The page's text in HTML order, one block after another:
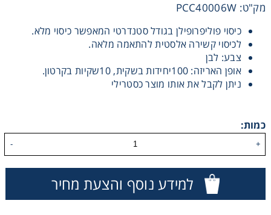
מק"ט: PCC40006W
כיסוי פוליפרופילן בגודל סטנדרטי המאפשר כיסוי מלא.
לכיסוי קשירה אלסטית להתאמה מלאה.
צבע: לבן
אופן האריזה: 100יחידות בשקית, 10שקיות בקרטון.
ניתן לקבל את אותו מוצר כסטרילי
כמות:
+
-
למידע נוסף והצעת מחיר
Pumps
Sample Preparation
Shaking & Stirring
Washing